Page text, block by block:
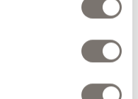
€ 480,00/Pers.